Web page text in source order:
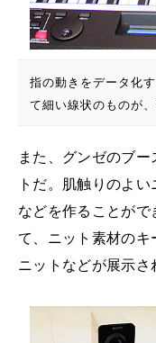
指の動きをデータ化
て細い線状のものが
また、グンゼのブ
トだ。肌触りのよ
などを作ることがで
て、ニット素材のキ
ニットなどが展示さ